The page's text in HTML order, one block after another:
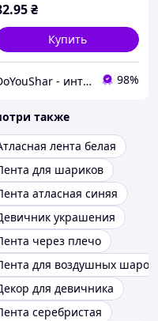
.95₴
Купить
DoYouShar - интернет-магазин товаров для праздника 98%
также
лента белая
для шариков
атласная синяя
украшения
через плечо
для воздушных шаров
для девичника
серебристая